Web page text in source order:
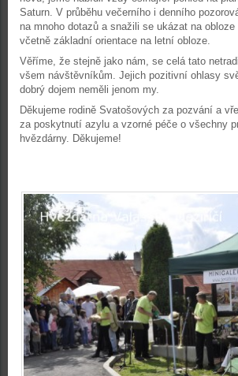
Saturn. V průběhu večerního i denního
na mnoho dotazů a snažili se ukázat na
včetně základní orientace na letní obloze.
Věříme, že stejně jako nám, se celá tato
všem návštěvníkům. Jejich pozitivní ohlasy
dobrý dojem neměli jenom my.
Děkujeme rodině Svatošových za pozvání a
za poskytnutí azylu a vzorné péče o všechny
hvězdárny. Děkujeme!